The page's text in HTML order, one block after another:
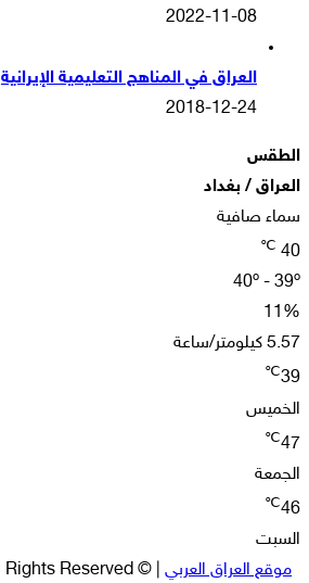
2022-11-08
العراق في المناهج التعليمية الإيرانية
2018-12-24
الطقس
العراق / بغداد
سماء صافية
40
℃
40º - 39º
11%
5.57 كيلومتر/ساعة
39
℃
الخميس
47
℃
الجمعة
46
℃
السبت
موقع العراق العربي | © Copyright 2026, All Rights Reserved